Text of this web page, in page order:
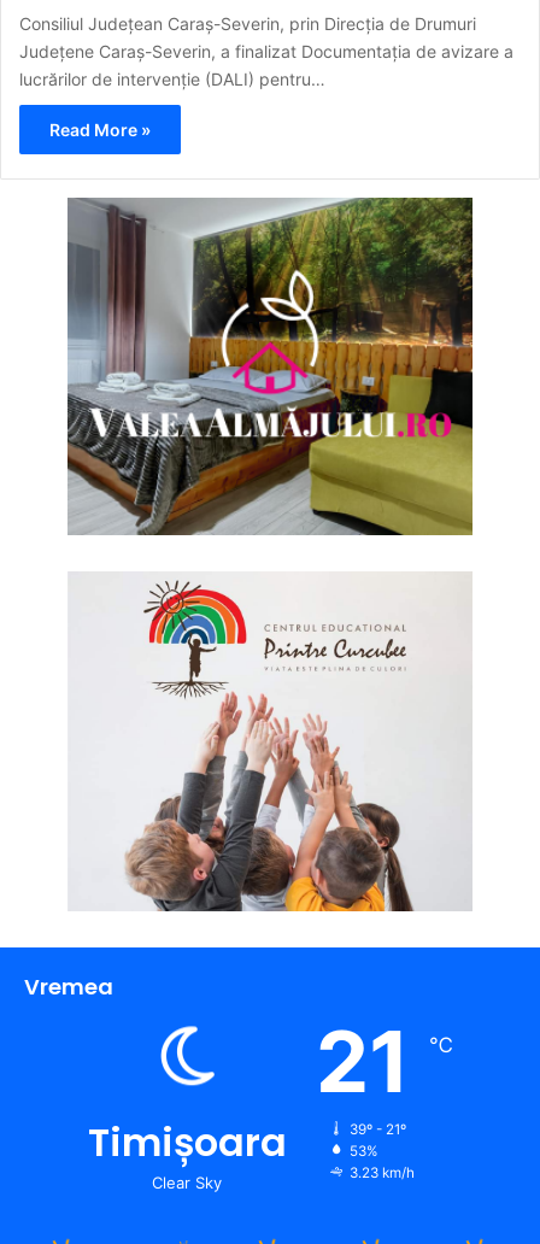
Consiliul Județean Caraș-Severin, prin Direcția de Drumuri
Județene Caraș-Severin, a finalizat Documentația de avizare a
lucrărilor de intervenție (DALI) pentru…
Read More »
Vremea
Timișoara
Clear Sky
21 ℃
39º - 21º
53%
3.23 km/h